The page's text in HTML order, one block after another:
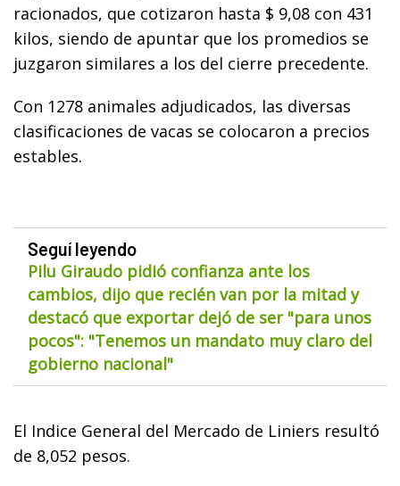
racionados, que cotizaron hasta $ 9,08 con 431
kilos, siendo de apuntar que los promedios se
juzgaron similares a los del cierre precedente.
Con 1278 animales adjudicados, las diversas
clasificaciones de vacas se colocaron a precios
estables.
Seguí leyendo
Pilu Giraudo pidió confianza ante los
cambios, dijo que recién van por la mitad y
destacó que exportar dejó de ser "para unos
pocos": "Tenemos un mandato muy claro del
gobierno nacional"
El Indice General del Mercado de Liniers resultó
de 8,052 pesos.